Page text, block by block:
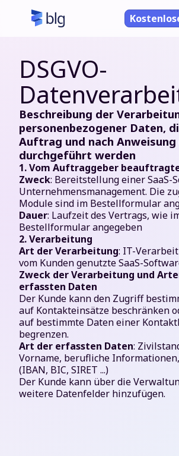
DSGVO-
Beschreibung der
personenbezogener Daten,
Auftrag und nach Anweisung
durchgeführt werden
1. Vom Auftraggeber
Zweck: Bereitstellung einer SaaS-
Unternehmensmanagement. Die
Module sind im Bestellformular
Dauer: Laufzeit des Vertrags, wie
Bestellformular angegeben
2. Verarbeitung
Art der Verarbeitung: IT-
vom Kunden genutzte SaaS-
Zweck der Verarbeitung und
erfassten Daten
Der Kunde kann den Zugriff
auf Kontakteinsätze beschränken
auf bestimmte Daten einer
begrenzen.
Art der erfassten Daten:
Vorname, berufliche
(IBAN, BIC, SIRET ...)
Der Kunde kann über die
weitere Datenfelder hinzufügen.